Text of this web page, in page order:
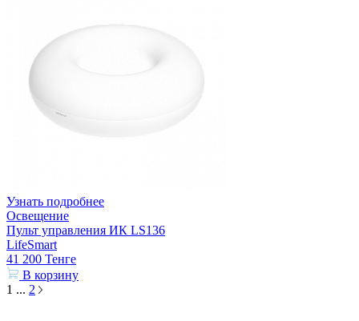
Узнать подробнее
Освещение
Пульт управления ИК LS136
LifeSmart
41 200 Тенге
В корзину
1 ... 2